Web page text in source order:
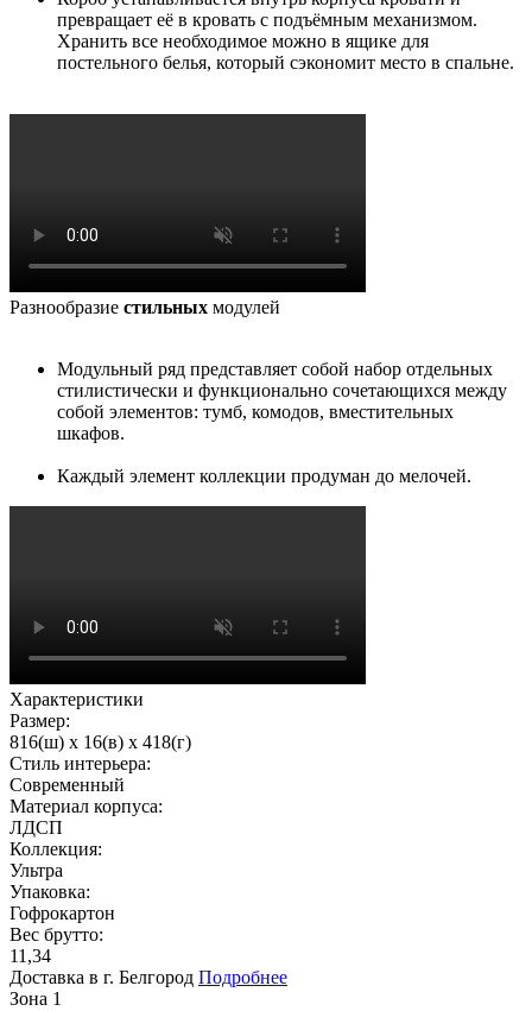
превращает её в кровать с подъёмным механизмом.
Хранить все необходимое можно в ящике для
постельного белья, который сэкономит место в спальне.
Разнообразие стильных модулей
Модульный ряд представляет собой набор отдельных
стилистически и функционально сочетающихся между
собой элементов: тумб, комодов, вместительных
шкафов.
Каждый элемент коллекции продуман до мелочей.
Характеристики
Размер:
816(ш) x 16(в) x 418(г)
Стиль интерьера:
Современный
Материал корпуса:
ЛДСП
Коллекция:
Ультра
Упаковка:
Гофрокартон
Вес брутто:
11,34
Доставка в г. Белгород Подробнее
Зона 1